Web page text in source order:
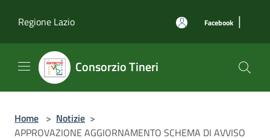
Regione Lazio
Facebook |
Consorzio Tineri
Home > Notizie >
APPROVAZIONE AGGIORNAMENTO SCHEMA DI AVVISO